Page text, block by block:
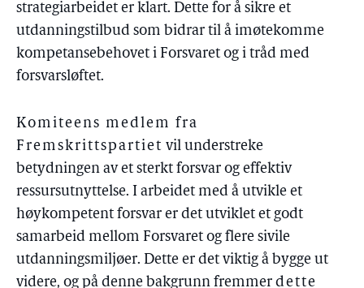
strategiarbeidet er klart. Dette for å sikre et
utdanningstilbud som bidrar til å imøtekomme
kompetansebehovet i Forsvaret og i tråd med
forsvarsløftet.
Komiteens medlem fra
Fremskrittspartiet vil understreke
betydningen av et sterkt forsvar og effektiv
ressursutnyttelse. I arbeidet med å utvikle et
høykompetent forsvar er det utviklet et godt
samarbeid mellom Forsvaret og flere sivile
utdanningsmiljøer. Dette er det viktig å bygge ut
videre, og på denne bakgrunn fremmer dette